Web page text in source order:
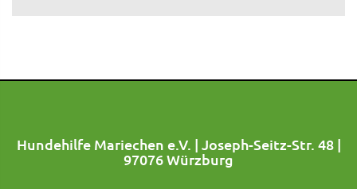
Hundehilfe Mariechen e.V. | Joseph-Seitz-Str. 48 |
97076 Würzburg